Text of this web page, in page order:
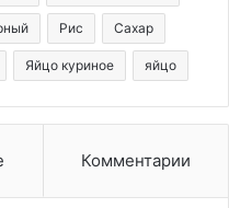
Рис Сахар
Яйцо куриное яйцо
Комментарии